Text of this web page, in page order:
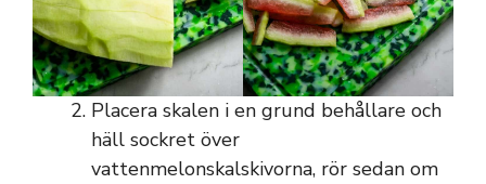
Placera skalen i en grund behållare och
häll sockret över
vattenmelonskalskivorna, rör sedan om